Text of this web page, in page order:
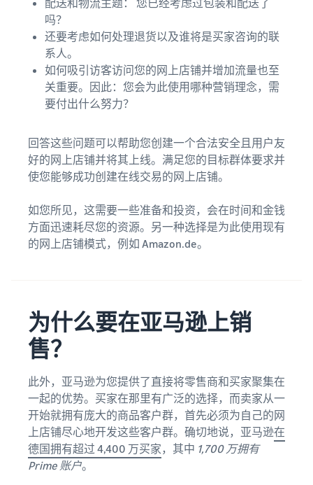
吗？
还要考虑如何处理退货以及谁将是买家咨询的联
系人。
如何吸引访客访问您的网上店铺并增加流量也至
关重要。因此：您会为此使用哪种营销理念，需
要付出什么努力？
回答这些问题可以帮助您创建一个合法安全且用户友
好的网上店铺并将其上线。满足您的目标群体要求并
使您能够成功创建在线交易的网上店铺。
如您所见，这需要一些准备和投资，会在时间和金钱
方面迅速耗尽您的资源。另一种选择是为此使用现有
的网上店铺模式，例如 Amazon.de。
为什么要在亚马逊上销
售？
此外，亚马逊为您提供了直接将零售商和买家聚集在
一起的优势。买家在那里有广泛的选择，而卖家从一
开始就拥有庞大的商品客户群，首先必须为自己的网
上店铺尽心地开发这些客户群。确切地说，亚马逊在
德国拥有超过 4,400 万买家 ，其中 1,700 万拥有
Prime 账户。